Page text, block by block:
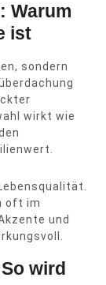
Warum
ist
sondern
wirkt wie
oft im
und
wird